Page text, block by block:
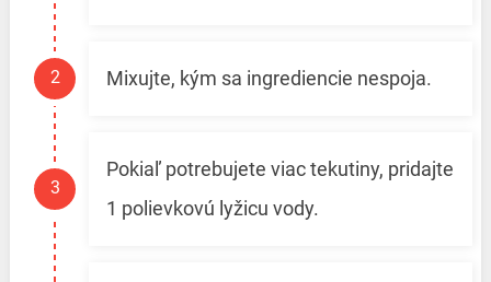
Mixujte, kým sa ingrediencie nespoja.
Pokiaľ potrebujete viac tekutiny, pridajte
1 polievkovú lyžicu vody.